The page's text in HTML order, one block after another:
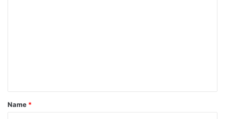
Name *